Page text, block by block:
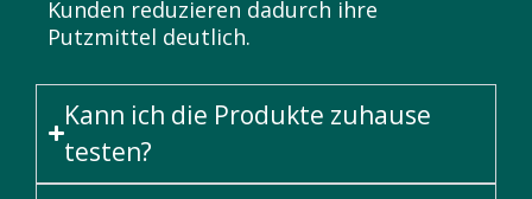
Kunden reduzieren dadurch ihre
Putzmittel deutlich.
Kann ich die Produkte zuhause
testen?